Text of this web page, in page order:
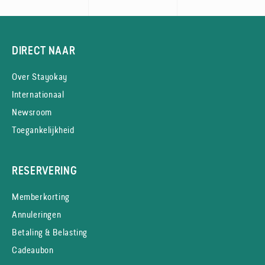
DIRECT NAAR
Over Stayokay
Internationaal
Newsroom
Toegankelijkheid
RESERVERING
Memberkorting
Annuleringen
Betaling & Belasting
Cadeaubon